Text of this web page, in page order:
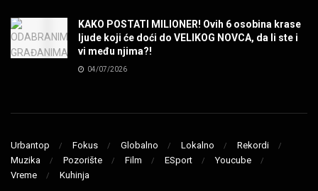
MUZIKA
MAD MAD DRUMMER!
MUZIKA
KAKO POSTATI MILIONER! Ovih 6 osobina krase
ljude koji će doći do VELIKOG NOVCA, da li ste i
vi među njima?!
04/07/2026
Urbantop Fokus Globalno Lokalno
Rekordi
Muzika
Pozorište Film ESport
Youcube
Vreme
Kuhinja